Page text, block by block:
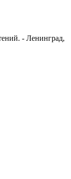
- Ленинград,